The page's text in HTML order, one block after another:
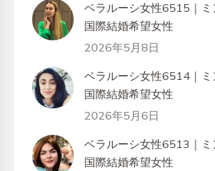
ベラルーシ女性6515｜ミ
国際結婚希望女性
2026年5月8日
ベラルーシ女性6514｜ミ
国際結婚希望女性
2026年5月6日
ベラルーシ女性6513｜ミ
国際結婚希望女性